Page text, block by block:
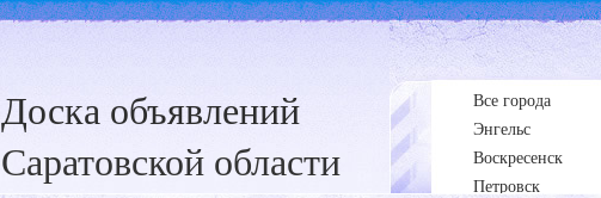
Доска объявлений
Саратовской области
Все города
Энгельс
Воскресенск
Петровск